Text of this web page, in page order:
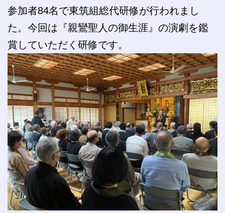
参加者84名で東筑組総代研修が行われまし
た。今回は『親鸞聖人の御生涯』の演劇を鑑
賞していただく研修です。